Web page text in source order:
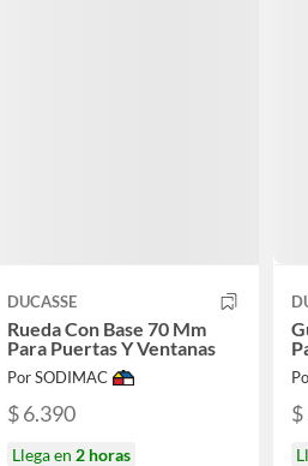
DUCASSE
Rueda Con Base 70 Mm
Para Puertas Y Ventanas
Por SODIMAC
$ 6.390
Llega en 2 horas
$